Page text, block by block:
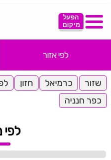
הפעל
מיקום
לפי אזור
שזור כרמיאל חזון
כפר חנניה
לפי